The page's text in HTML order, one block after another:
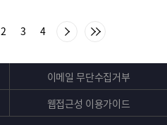
2 3 4 다
음
으
로
이
동
마
지
으
로
이
동
이메일 무단수집거부
웹접근성 이용가이드